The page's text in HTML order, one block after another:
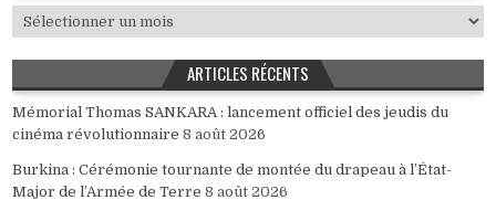
Archives
ARTICLES RÉCENTS
Mémorial Thomas SANKARA : lancement officiel des jeudis du
cinéma révolutionnaire 8 août 2026
Burkina : Cérémonie tournante de montée du drapeau à l’État-
Major de l’Armée de Terre 8 août 2026